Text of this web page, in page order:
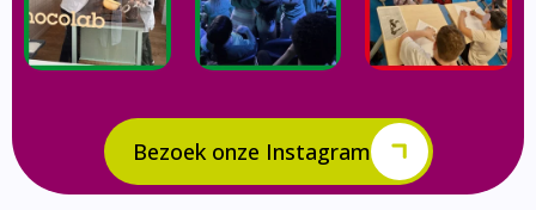
Bezoek onze Instagram